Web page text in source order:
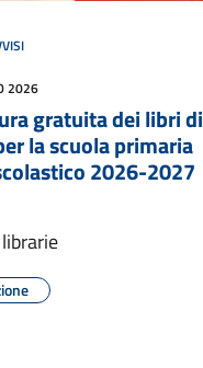
2026
gratuita dei libri di
la scuola primaria
2026-2027